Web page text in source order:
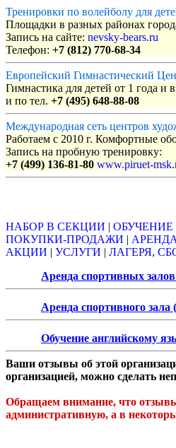
Тренировки по волейболу для
Площадки в разных районах
Запись на сайте: nevsky-bears.ru
Телефон: +7 (812) 770-68-34
Европейский Гимнастический
Гимнастика для детей от 1 года
и по тел. +7 (495) 648-88-08
Международная сеть центров
Работаем с 2010 г. Комфортные
Запись на пробную тренировку:
+7 (499) 136-81-80 www.piruet-
НАБОР В СЕКЦИИ | ОБУЧЕНИЕ
ПОКУПКИ-ПРОДАЖИ | АРЕНДА
АКЦИИ | УСЛУГИ | ЛАГЕРЯ,
Аренда спортивных
Аренда спортивного
Обучение английскому
Ваши отзывы об этой
организацией, можно сделать
Обращаем внимание, что
административную, а в